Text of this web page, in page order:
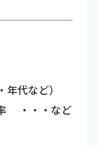
代など）
・・・など